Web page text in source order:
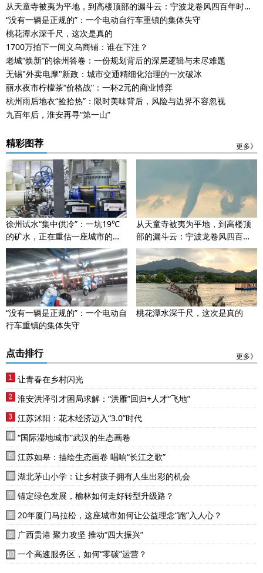
座城市的身价
从天童寺被夷为平地，到高楼顶部的漏斗云：宁波龙卷风四百年时空
对话
“没有一辆是正规的”：一个电动自行车重镇的集体失守
桃花潭水深千尺，这次是真的
1700万拍下一间义乌商铺：谁在下注？
老城“焕新”的徐州答卷：一份规划背后的深层逻辑与未尽难题
无锡"外卖电摩"新政：城市交通精细化治理的一次破冰
丽水夜市柠檬茶“价格战”：一杯2元的商业博弈
杭州雨后地衣“捡拾热”：限时美味背后，风险与边界不容忽视
九百年后，淮安再寻“第一山”
精彩图荐 更多》
徐州试水“集中供冷”：一坑19℃
的矿水，正在重估一座城市的身
价
从天童寺被夷为平地，到高楼顶
部的漏斗云：宁波龙卷风四百年
时空对话
“没有一辆是正规的”：一个电动自
行车重镇的集体失守
桃花潭水深千尺，这次是真的
点击排行 更多》
让青春在乡村闪光
淮安洪泽引才困局求解：“洪雁”回归+人才“飞地”
江苏沭阳：花木经济迈入“3.0”时代
“国际湿地城市”武汉的生态画卷
江苏如皋：描绘生态画卷 唱响“长江之歌”
湖北茅山小学：让乡村孩子拥有人生出彩的机会
锚定绿色发展，榆林如何走好转型升级路？
20年厦门马拉松，这座城市如何让公益理念“跑”入人心？
广西贵港 聚力攻坚 推动“四大振兴”
一个高速服务区，如何“零碳”运营？